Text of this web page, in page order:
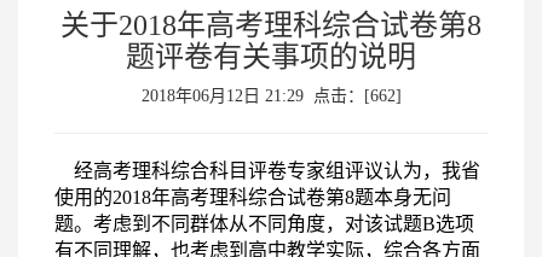
关于2018年高考理科综合试卷第8
题评卷有关事项的说明
2018年06月12日 21:29 点击：[662]
经高考理科综合科目评卷专家组评议认为，我省
使用的2018年高考理科综合试卷第8题本身无问
题。考虑到不同群体从不同角度，对该试题B选项
有不同理解，也考虑到高中教学实际，综合各方面